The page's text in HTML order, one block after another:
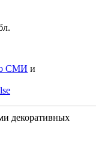
о СМИ и
декоративных